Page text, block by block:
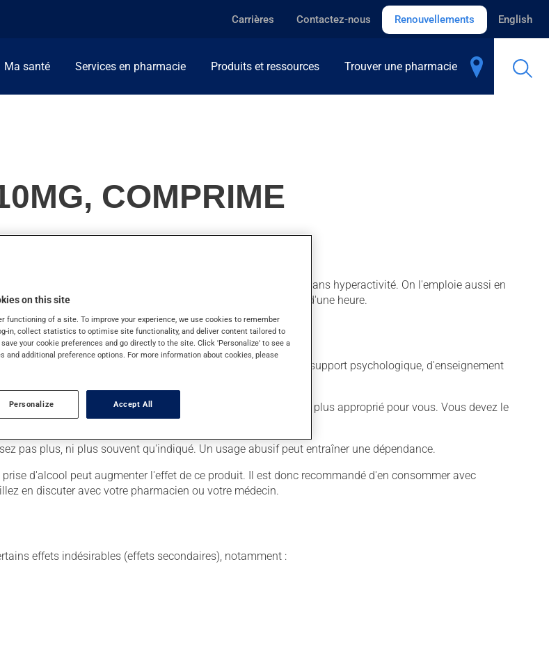
Carrières Contactez-nous Renouvellements English
Ma santé Services en pharmacie Produits et ressources Trouver une pharmacie
COMPRIME
on l'utilise pour le trouble du déficit de l'attention avec ou sans hyperactivité. On l'emploie aussi en
d'autres indications. On peut sentir son action en moins d'une heure.
de soutien plus global, qui pourrait inclure des mesures de support psychologique, d'enseignement
votre pharmacien vous ait indiqué un horaire différent qui est plus approprié pour vous. Vous devez le
pas plus, ni plus souvent qu'indiqué. Un usage abusif peut entraîner une dépendance.
d'alcool peut augmenter l'effet de ce produit. Il est donc recommandé d'en consommer avec
en discuter avec votre pharmacien ou votre médecin.
effets indésirables (effets secondaires), notamment :
on this site
functioning of a site. To improve your experience, we use cookies to remember
in, collect statistics to optimise site functionality, and deliver content tailored to
your cookie preferences and go directly to the site. Click 'Personalize' to see a
and additional preference options. For more information about cookies, please
Personalize Accept All